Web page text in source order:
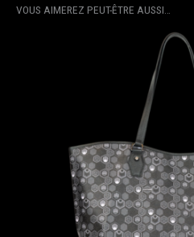
VOUS AIMEREZ PEUT-ÊTRE AUSSI…